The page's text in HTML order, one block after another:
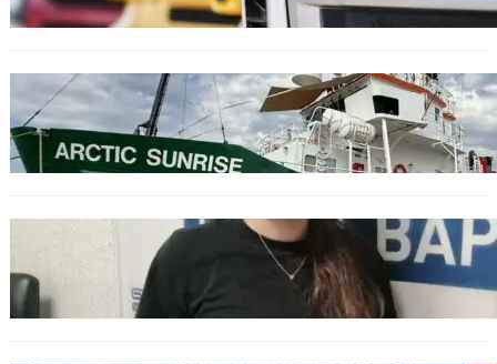
БЪЛГАРИЯ
Корабът на „Грийнпийс“ пристигна във
Варна с кампания за опазване на Черно
море
ОБЩЕСТВО
Варненска ученичка създаде интерактивна
карта за сигнали за проблеми с боклука